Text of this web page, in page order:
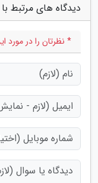
دیدگاه های مرتبط
* نظرتان را در مورد